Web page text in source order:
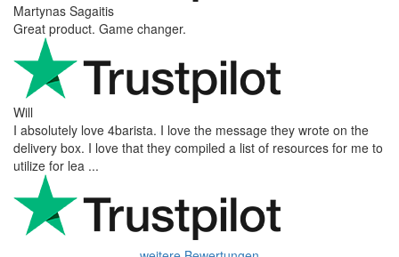
Martynas Sagaitis
Great product. Game changer.
Will
I absolutely love 4barista. I love the message they wrote on the
delivery box. I love that they compiled a list of resources for me to
utilize for lea ...